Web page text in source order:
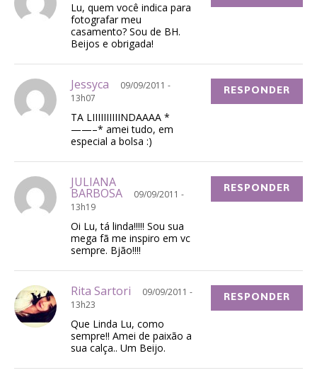
Lu, quem você indica para
fotografar meu
casamento? Sou de BH.
Beijos e obrigada!
Jessyca
09/09/2011 -
13h07
TA LIIIIIIIIIINDAAAA *
——–* amei tudo, em
especial a bolsa :)
RESPONDER
JULIANA
BARBOSA
09/09/2011 -
13h19
Oi Lu, tá linda!!!!! Sou sua
mega fã me inspiro em vc
sempre. Bjão!!!!
RESPONDER
Rita Sartori
09/09/2011 -
13h23
Que Linda Lu, como
sempre!! Amei de paixão a
sua calça.. Um Beijo.
RESPONDER